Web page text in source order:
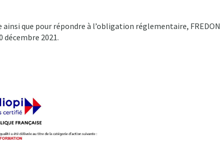
que pour répondre à l’obligation réglementaire, FREDON
2021.